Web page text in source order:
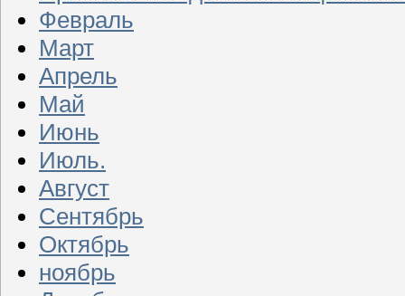
Февраль
Март
Апрель
Май
Июнь
Июль.
Август
Сентябрь
Октябрь
ноябрь